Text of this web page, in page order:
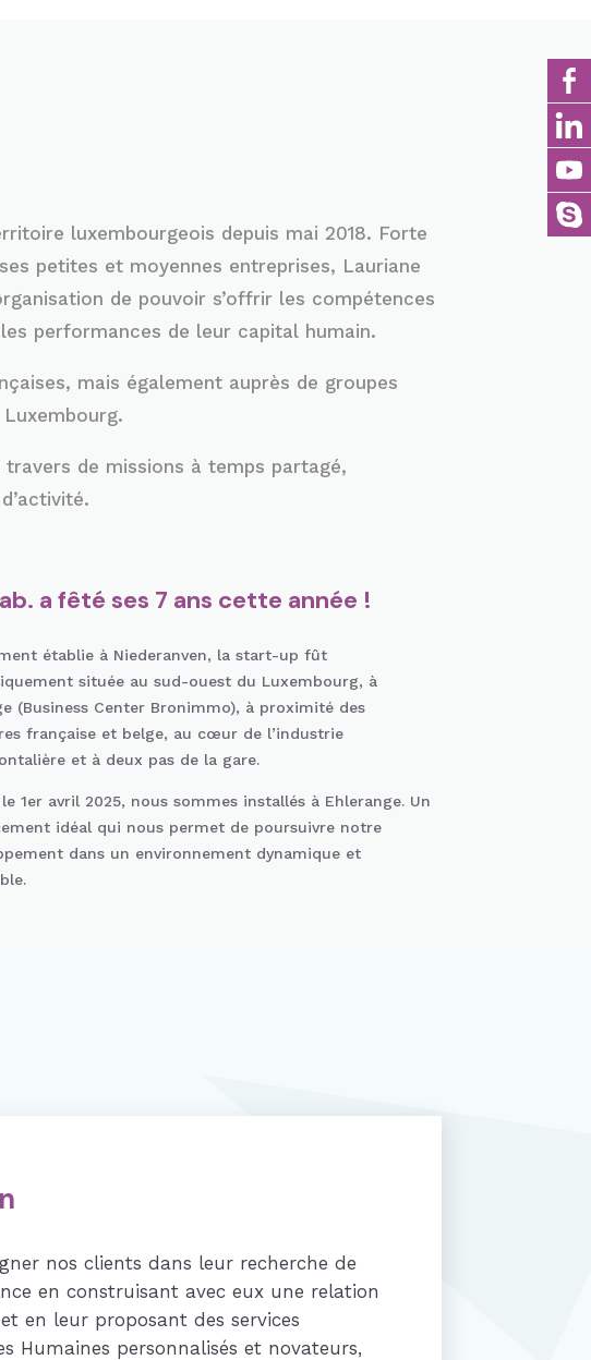
luxembourgeois depuis mai 2018. Forte
petites et moyennes entreprises, Lauriane
de pouvoir s’offrir les compétences
performances de leur capital humain.
mais également auprès de groupes
de missions à temps partagé,
a fêté ses 7 ans cette année !
établie à Niederanven, la start-up fût
située au sud-ouest du Luxembourg, à
(Business Center Bronimmo), à proximité des
française et belge, au cœur de l’industrie
et à deux pas de la gare.
1er avril 2025, nous sommes installés à Ehlerange. Un
idéal qui nous permet de poursuivre notre
dans un environnement dynamique et
nos clients dans leur recherche de
en construisant avec eux une relation
en leur proposant des services
Humaines personnalisés et novateurs,